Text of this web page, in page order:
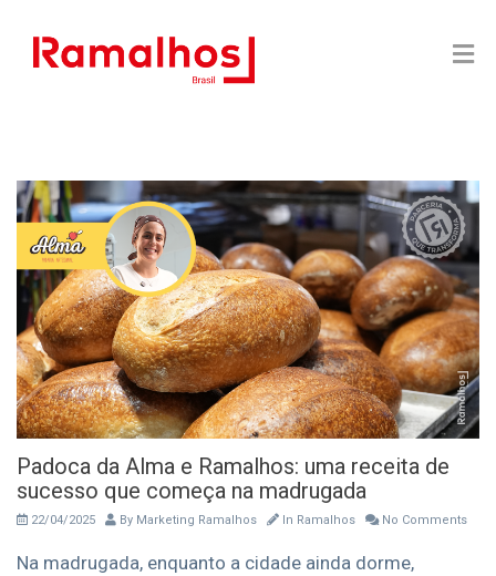
Padoca da Alma e Ramalhos: uma receita de
sucesso que começa na madrugada
22/04/2025 By Marketing Ramalhos In Ramalhos No Comments
Na madrugada, enquanto a cidade ainda dorme,